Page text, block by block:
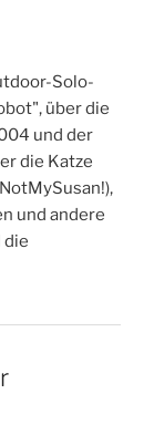
Solo-
über die
und der
die Katze
und andere
die